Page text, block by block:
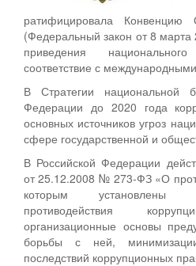
ратифицировала
(Федеральный закон от 8
приведения
соответствие с
В Стратегии национальной
Федерации до 2020 года
основных источников угроз
сфере государственной и
В Российской Федерации
от 25.12.2008 № 273-ФЗ «О
которым установлены
противодействия
организационные основы
борьбы с ней,
последствий коррупционных